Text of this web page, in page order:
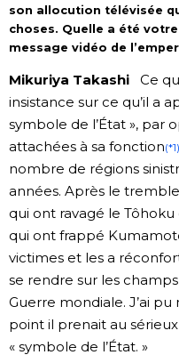
son allocution télévisée
choses. Quelle a été
message vidéo de
Mikuriya Takashi
Ce
insistance sur ce qu’il a
symbole de l’État », par
attachées à sa fonction(*1)
nombre de régions
années. Après le
qui ont ravagé le Tôhoku
qui ont frappé
victimes et les a
se rendre sur les
Guerre mondiale. J’ai
point il prenait au
« symbole de l’État. »